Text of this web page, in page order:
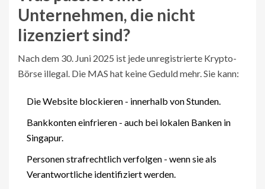
Unternehmen, die nicht
lizenziert sind?
Nach dem 30. Juni 2025 ist jede unregistrierte Krypto-
Börse illegal. Die MAS hat keine Geduld mehr. Sie kann:
Die Website blockieren - innerhalb von Stunden.
Bankkonten einfrieren - auch bei lokalen Banken in
Singapur.
Personen strafrechtlich verfolgen - wenn sie als
Verantwortliche identifiziert werden.